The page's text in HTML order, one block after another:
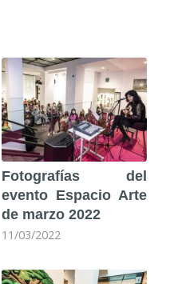
Fotografías del
evento Espacio Arte
de marzo 2022
11/03/2022